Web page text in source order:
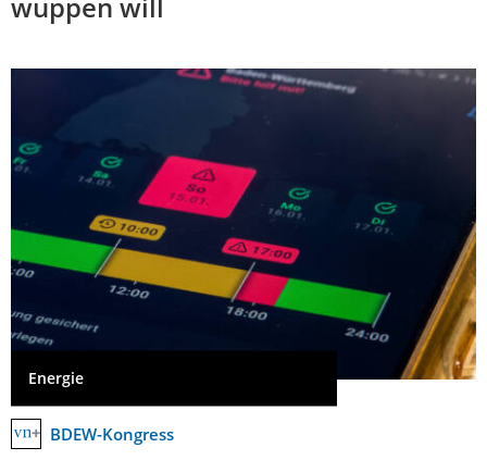
wuppen will
Energie
BDEW-Kongress